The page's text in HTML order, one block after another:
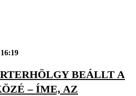
BEÁLLT A
– ÍME, AZ